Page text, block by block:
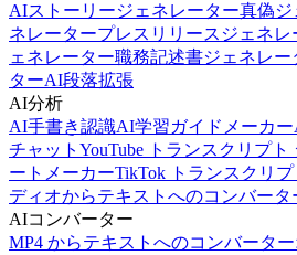
AIストーリージェネレーター真偽ジ
ネレータープレスリリースジェネレ
ェネレーター職務記述書ジェネレー
ターAI段落拡張
AI分析
AI手書き認識AI学習ガイドメーカー
チャット YouTube トランスクリプ
ートメーカーTikTok トランスクリ
ディオからテキストへのコンバータ
AIコンバーター
MP4 からテキストへのコンバーター